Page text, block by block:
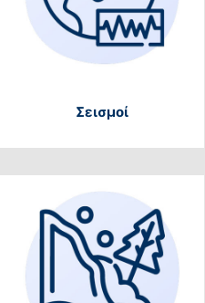
Σεισμοί